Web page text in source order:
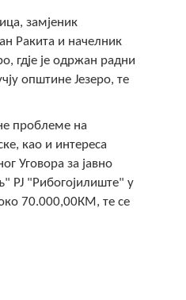
замјеник
Ракита и начелник
гдје је одржан радни
општине Језеро, те
проблеме на
као и интереса
Уговора за јавно
РЈ "Рибогојилиште" у
70.000,00КМ, те се